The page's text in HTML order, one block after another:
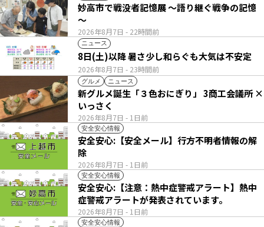
2026年8月7日 - 22時間前
妙高市で戦没者記憶展 ～語り継ぐ戦争の記憶
～
ニュース
2026年8月7日 - 23時間前
8日(土)以降 暑さ少し和らぐも大気は不安定
グルメ ニュース
2026年8月7日 - 1日前
新グルメ誕生「３色おにぎり」 3商工会議所 ×
いっさく
安全安心情報
2026年8月7日 - 1日前
安全安心:【安全メール】行方不明者情報の解
除
安全安心情報
2026年8月7日 - 1日前
安全安心:【注意：熱中症警戒アラート】熱中
症警戒アラートが発表されています。
安全安心情報